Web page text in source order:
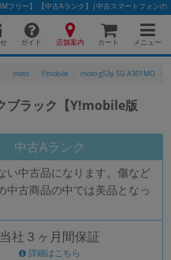
フリー】 【中古Aランク】|中古スマートフォンの
ガイド 店舗案内 カート メニュー
moto Y!mobile moto g53y 5G A301MO
ブラック【Y!mobile版
中古Aランク
い中古品になります。傷など
中古商品の中では美品となっ
当社３ヶ月間保証
詳細はこちら
切り替える